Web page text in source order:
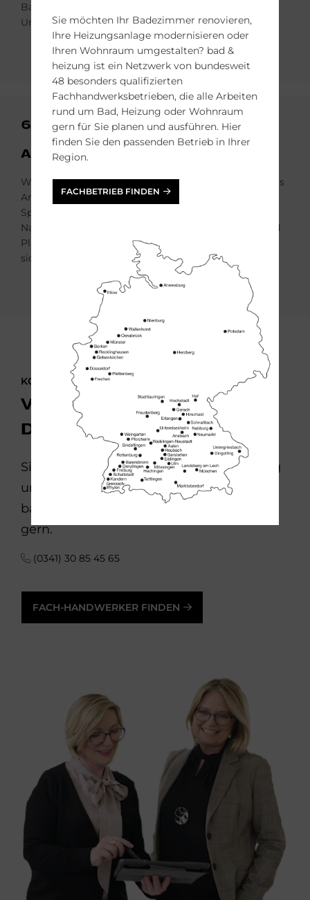
Basis für die Ver­wirklichung Ihres barrierefreien
Umbaus gelegt.
6
Auf­trags­er­tei­lung
Wir besprechen mit Ihnen die fertige Planung und das
Angebot für Ihren Umbau. Dann erteilen Sie unserem
Spezialisten-Team den Auftrag für die Umsetzung.
Nach Auftragserteilung werden alle Zeichnungen und
Pläne an Sie übergeben – unsere Experten kümmern
sich um die reibungslose Umsetzung.
KONTAKTIEREN SIE UNS!
Vom Keller bis zum
Dachboden
Sie möchten Ihr Haus oder Ihre Wohnung
umgestalten? Die Umbau-Experten der
bad & heizung Fachbetriebe beraten Sie
gern.
(0341) 30 85 45 65
FACH-HANDWERKER FINDEN
Sie möchten Ihr Badezimmer renovieren,
Ihre Heizungsanlage modernisieren oder
Ihren Wohnraum umgestalten? bad &
heizung ist ein Netzwerk von bundesweit
48 besonders qualifizierten
Fachhandwerksbetrieben, die alle Arbeiten
rund um Bad, Heizung oder Wohnraum
gern für Sie planen und ausführen. Hier
finden Sie den passenden Betrieb in Ihrer
Region.
FACHBETRIEB FINDEN